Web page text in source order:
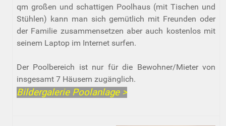
qm großen und schattigen Poolhaus (mit Tischen und
Stühlen) kann man sich gemütlich mit Freunden oder
der Familie zusammensetzen aber auch kostenlos mit
seinem Laptop im Internet surfen.
Der Poolbereich ist nur für die Bewohner/Mieter von
insgesamt 7 Häusern zugänglich.
Bildergalerie Poolanlage >